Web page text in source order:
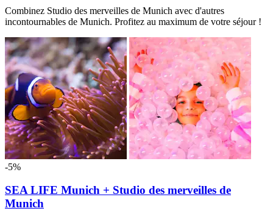
Combinez Studio des merveilles de Munich avec d'autres
incontournables de Munich. Profitez au maximum de votre séjour !
-5%
SEA LIFE Munich + Studio des merveilles de
Munich